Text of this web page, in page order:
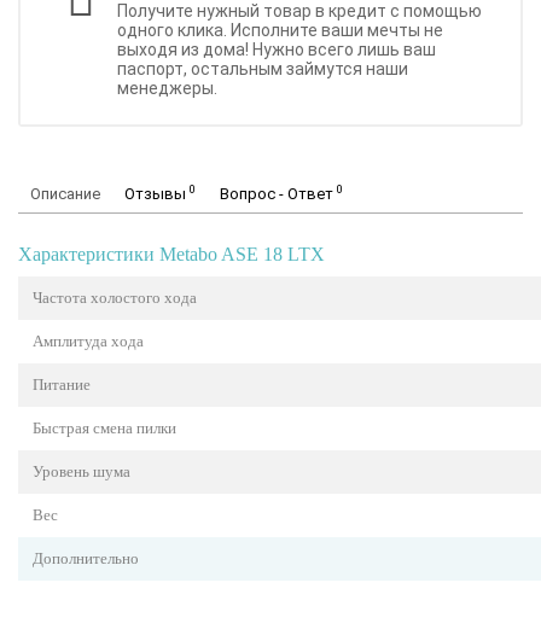
Получите нужный товар в кредит с помощью
одного клика. Исполните ваши мечты не
выходя из дома! Нужно всего лишь ваш
паспорт, остальным займутся наши
менеджеры.
Описание Отзывы 0 Вопрос - Ответ 0
Характеристики Metabo ASE 18 LTX
Частота холостого хода
Амплитуда хода
Питание
Быстрая смена пилки
Уровень шума
Вес
Дополнительно